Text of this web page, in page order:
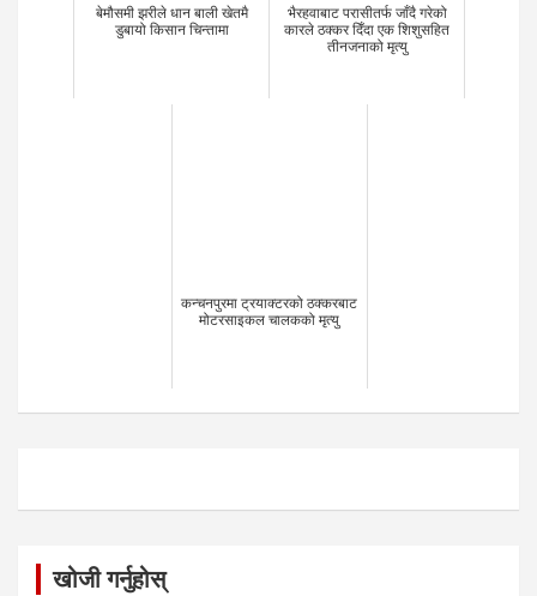
बेमौसमी झरीले धान बाली खेतमै
डुबायो किसान चिन्तामा
भैरहवाबाट परासीतर्फ जाँदै गरेको
कारले ठक्कर दिँदा एक शिशुसहित
तीनजनाको मृत्यु
कन्चनपुरमा ट्रयाक्टरको ठक्करबाट
मोटरसाइकल चालकको मृत्यु
खोजी गर्नुहोस्